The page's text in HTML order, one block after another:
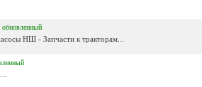
обновленный
НШ - Запчасти к тракторам...